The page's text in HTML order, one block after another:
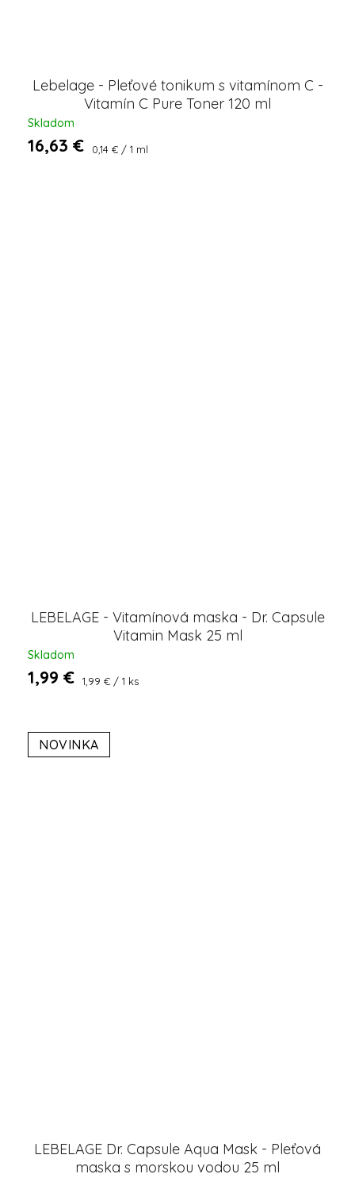
Lebelage - Pleťové tonikum s vitamínom C -
Vitamín C Pure Toner 120 ml
Skladom
16,63 €
Jednotková
0,14 € / 1 ml
LEBELAGE - Vitamínová maska - Dr. Capsule
Vitamin Mask 25 ml
Skladom
1,99 €
Jednotková
1,99 € / 1 ks
NOVINKA
LEBELAGE Dr. Capsule Aqua Mask - Pleťová
maska ​​s morskou vodou 25 ml